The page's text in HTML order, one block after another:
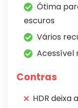
Ótima
escuros
Vários
Acessível
Contras
HDR deixa